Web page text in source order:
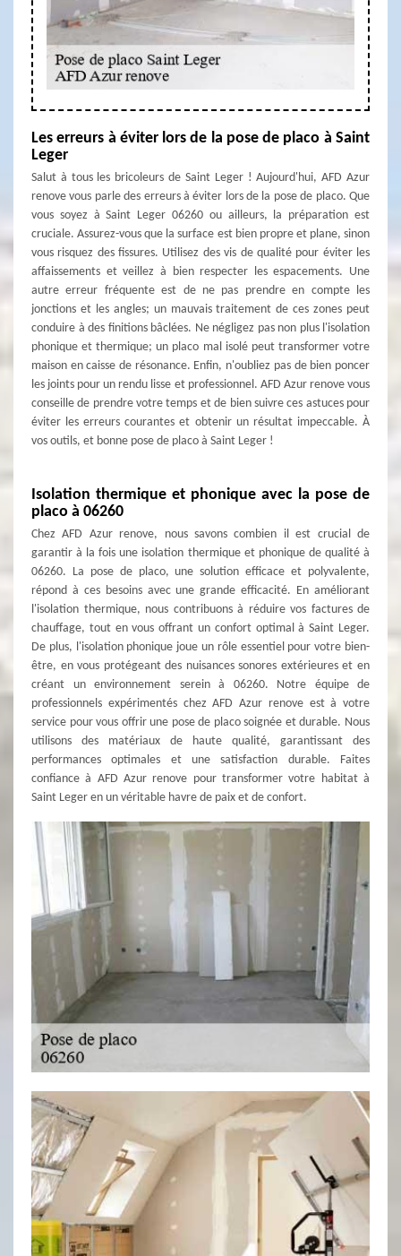
Les erreurs à éviter lors de la pose de placo à Saint
Leger
Salut à tous les bricoleurs de Saint Leger ! Aujourd'hui, AFD Azur
renove vous parle des erreurs à éviter lors de la pose de placo. Que
vous soyez à Saint Leger 06260 ou ailleurs, la préparation est
cruciale. Assurez-vous que la surface est bien propre et plane, sinon
vous risquez des fissures. Utilisez des vis de qualité pour éviter les
affaissements et veillez à bien respecter les espacements. Une
autre erreur fréquente est de ne pas prendre en compte les
jonctions et les angles; un mauvais traitement de ces zones peut
conduire à des finitions bâclées. Ne négligez pas non plus l'isolation
phonique et thermique; un placo mal isolé peut transformer votre
maison en caisse de résonance. Enfin, n'oubliez pas de bien poncer
les joints pour un rendu lisse et professionnel. AFD Azur renove vous
conseille de prendre votre temps et de bien suivre ces astuces pour
éviter les erreurs courantes et obtenir un résultat impeccable. À
vos outils, et bonne pose de placo à Saint Leger !
Isolation thermique et phonique avec la pose de
placo à 06260
Chez AFD Azur renove, nous savons combien il est crucial de
garantir à la fois une isolation thermique et phonique de qualité à
06260. La pose de placo, une solution efficace et polyvalente,
répond à ces besoins avec une grande efficacité. En améliorant
l'isolation thermique, nous contribuons à réduire vos factures de
chauffage, tout en vous offrant un confort optimal à Saint Leger.
De plus, l'isolation phonique joue un rôle essentiel pour votre bien-
être, en vous protégeant des nuisances sonores extérieures et en
créant un environnement serein à 06260. Notre équipe de
professionnels expérimentés chez AFD Azur renove est à votre
service pour vous offrir une pose de placo soignée et durable. Nous
utilisons des matériaux de haute qualité, garantissant des
performances optimales et une satisfaction durable. Faites
confiance à AFD Azur renove pour transformer votre habitat à
Saint Leger en un véritable havre de paix et de confort.